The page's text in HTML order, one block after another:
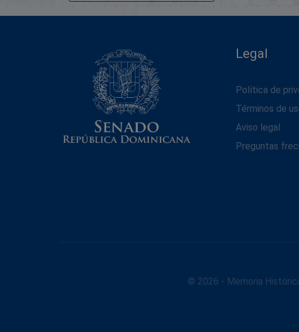
Legal
Política de
Términos de
Aviso legal
Preguntas
© 2026 - Memoria